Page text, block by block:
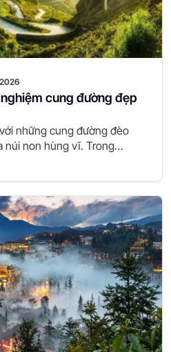
cung đường đẹp
những cung đường đèo
núi non hùng vĩ. Trong…